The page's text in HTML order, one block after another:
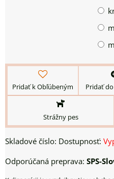
Pridať k Obľúbeným Pridať
Strážny pes
Skladové číslo: Dostupnosť:
SPS-